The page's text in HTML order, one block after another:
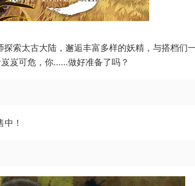
索太古大陆，邂逅丰富多样的妖精，与搭档们
岌可危，你……做好准备了吗？
！